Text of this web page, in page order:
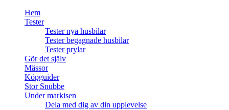
Hem
Tester
Tester nya husbilar
Tester begagnade husbilar
Tester prylar
Gör det själv
Mässor
Köpguider
Stor Snubbe
Under markisen
Dela med dig av din upplevelse